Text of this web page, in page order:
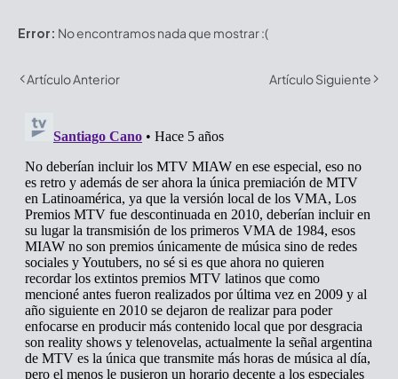
Error: No encontramos nada que mostrar :(
Artículo Anterior Artículo Siguiente